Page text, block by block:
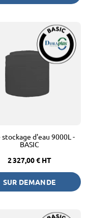
stockage d'eau 9000L -
BASIC
2 327,00 € HT
SUR DEMANDE